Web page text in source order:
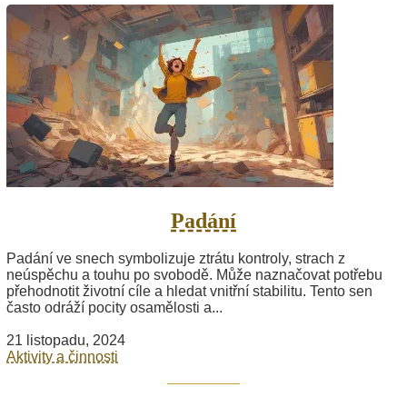
Padání
Padání ve snech symbolizuje ztrátu kontroly, strach z
neúspěchu a touhu po svobodě. Může naznačovat potřebu
přehodnotit životní cíle a hledat vnitřní stabilitu. Tento sen
často odráží pocity osamělosti a...
21 listopadu, 2024
Aktivity a činnosti